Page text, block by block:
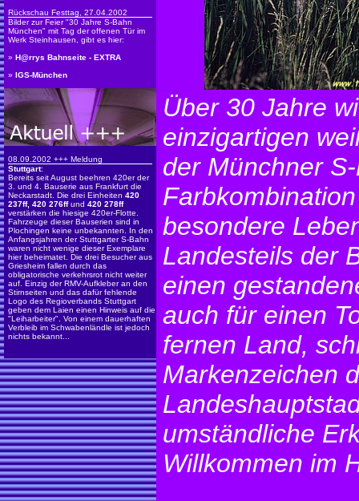
Rückschau Festtag, 27.04.2002
Bilder zur Feier "30 Jahre S-Bahn
München" mit Tag der offenen Tür im
Werk Steinhausen, gibt es hier:
» H@rrys Bahnseite - EXTRA
» IGS-München
08.09.2002 +++ Meldung
Stuttgart:
Bereits seit August beehren 420er der
3. und 4. Bauserie aus Frankfurt die
Neckarstadt. Die drei Einheiten 420
237ff, 420 276ffund 420 278ff
verstärken die hiesige 420er-Flotte.
Fahrzeuge dieser Bauserien sind in
Plochingen keine unbekannten. In den
Anfangsjahren der Stuttgarter S-Bahn
waren nicht wenige dieser Exemplare
hier beheimatet. Die drei Besucher aus
Griesheim fallen durch das
obligatorische verkehrsrot nicht weiter
auf. Einzig der RMV-Aufkleber an den
Stirnseiten und das dafür fehlende
Logo des Regioverbands Stuttgart
geben dem Laien einen Hinweis auf die
"Leiharbeiter". Von einem dauerhaften
Verbleib im Schwabenländle ist jedoch
nichts bekannt...
Über 30 Jahre
einzigartigen
der Münchner
besondere
Landesteils der
einen
auch für einen
fernen Land,
Markenzeichen
umständliche
Willkommen im